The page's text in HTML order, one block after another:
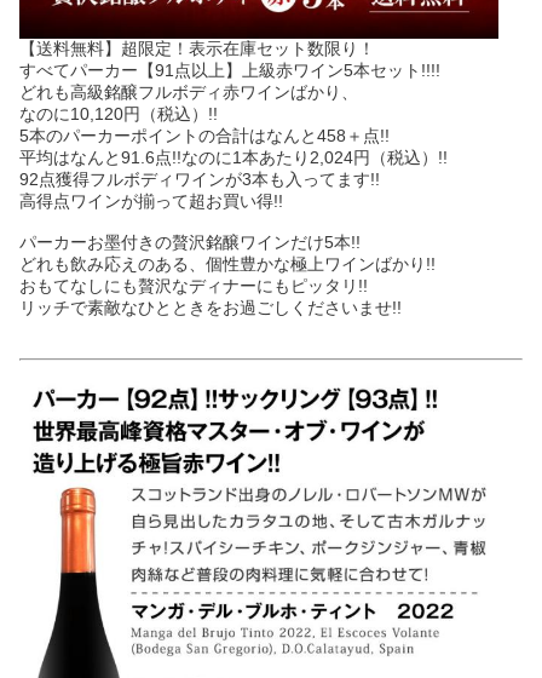
【送料無料】超限定！表示在庫セット数限り！
すべてパーカー【91点以上】上級赤ワイン5本セット!!!!
どれも高級銘醸フルボディ赤ワインばかり、
なのに10,120円（税込）!!
5本のパーカーポイントの合計はなんと458＋点!!
平均はなんと91.6点!!なのに1本あたり2,024円（税込）!!
92点獲得フルボディワインが3本も入ってます!!
高得点ワインが揃って超お買い得!!
パーカーお墨付きの贅沢銘醸ワインだけ5本!!
どれも飲み応えのある、個性豊かな極上ワインばかり!!
おもてなしにも贅沢なディナーにもピッタリ!!
リッチで素敵なひとときをお過ごしくださいませ!!